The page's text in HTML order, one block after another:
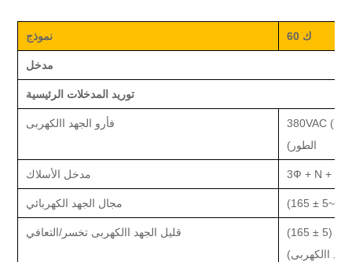
نموذج 6 0 ك
مدخل
توريد المدخلات الرئيسية
فأر و الجهد االكهربى
380
الطور)
مدخل الأسلاك
مجال الجهد الكهربائي (165 ± 5~
قليل الجهد االكهربى تخسر /التعافي
االكهربى)